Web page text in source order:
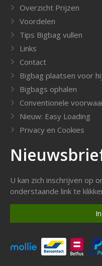
Overzicht Prijzen
Voordelen
Tips Bigbag vullen
Links
Contact
Bigbag plaatsen voor
Bigbags ophalen
Conventionele
Nieuw: Easy Loading
Privacy en Cookies
U kan zich inschrijven op
onderstaande link te